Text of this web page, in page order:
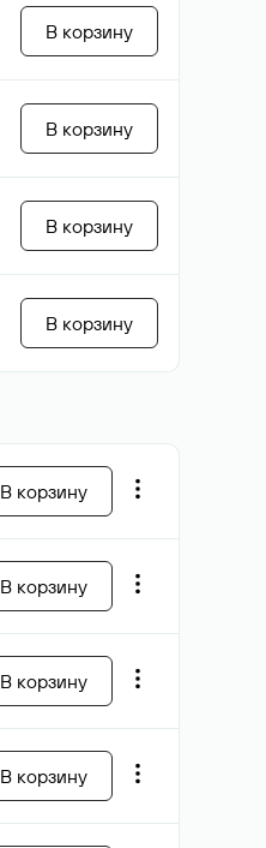
В корзину
В корзину
В корзину
В корзину
В корзину
В корзину
В корзину
В корзину